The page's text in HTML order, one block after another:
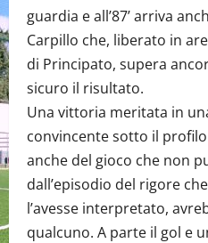
guardia e all’87’ arriva
Carpillo che, liberato in
di Principato, supera
sicuro il risultato.
Una vittoria meritata in
convincente sotto il
anche del gioco che non
dall’episodio del rigore
l’avesse interpretato,
qualcuno. A parte il gol e